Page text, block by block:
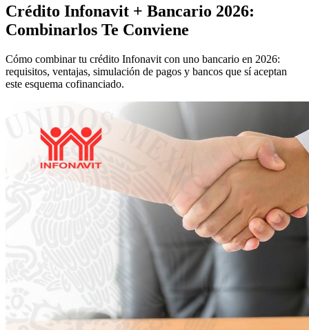
Crédito Infonavit + Bancario 2026:
Combinarlos Te Conviene
Cómo combinar tu crédito Infonavit con uno bancario en 2026:
requisitos, ventajas, simulación de pagos y bancos que sí aceptan
este esquema cofinanciado.